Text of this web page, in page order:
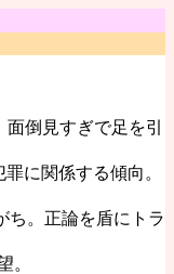
倒見すぎで足を引
に関係する傾向。
。正論を盾にトラ
。